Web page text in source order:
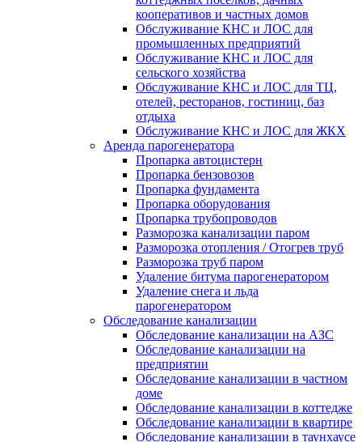
кооперативов и частных домов
Обслуживание КНС и ЛОС для
промышленных предприятий
Обслуживание КНС и ЛОС для
сельского хозяйства
Обслуживание КНС и ЛОС для ТЦ,
отелей, ресторанов, гостиниц, баз
отдыха
Обслуживание КНС и ЛОС для ЖКХ
Аренда парогенератора
Пропарка автоцистерн
Пропарка бензовозов
Пропарка фундамента
Пропарка оборудования
Пропарка трубопроводов
Разморозка канализации паром
Разморозка отопления / Отогрев труб
Разморозка труб паром
Удаление битума парогенератором
Удаление снега и льда
парогенератором
Обследование канализации
Обследование канализации на АЗС
Обследование канализации на
предприятии
Обследование канализации в частном
доме
Обследование канализации в коттедже
Обследование канализации в квартире
Обследование канализации в таунхаусе